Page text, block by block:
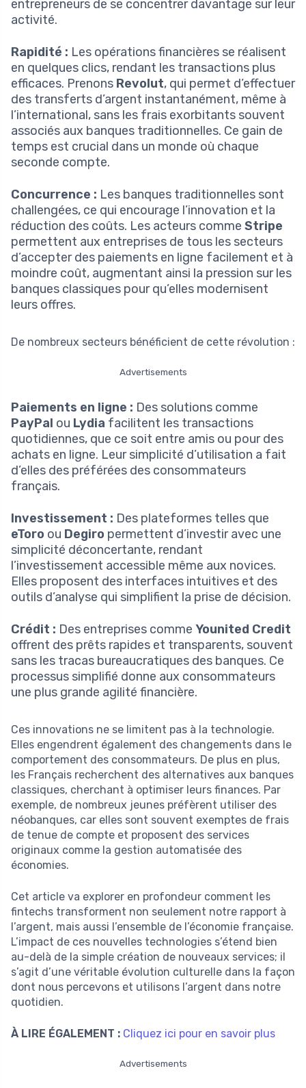
entrepreneurs de se concentrer davantage sur leur
activité.
Rapidité : Les opérations financières se réalisent
en quelques clics, rendant les transactions plus
efficaces. Prenons Revolut, qui permet d’effectuer
des transferts d’argent instantanément, même à
l’international, sans les frais exorbitants souvent
associés aux banques traditionnelles. Ce gain de
temps est crucial dans un monde où chaque
seconde compte.
Concurrence : Les banques traditionnelles sont
challengées, ce qui encourage l’innovation et la
réduction des coûts. Les acteurs comme Stripe
permettent aux entreprises de tous les secteurs
d’accepter des paiements en ligne facilement et à
moindre coût, augmentant ainsi la pression sur les
banques classiques pour qu’elles modernisent
leurs offres.
De nombreux secteurs bénéficient de cette révolution :
Advertisements
Paiements en ligne : Des solutions comme
PayPal ou Lydia facilitent les transactions
quotidiennes, que ce soit entre amis ou pour des
achats en ligne. Leur simplicité d’utilisation a fait
d’elles des préférées des consommateurs
français.
Investissement : Des plateformes telles que
eToro ou Degiro permettent d’investir avec une
simplicité déconcertante, rendant
l’investissement accessible même aux novices.
Elles proposent des interfaces intuitives et des
outils d’analyse qui simplifient la prise de décision.
Crédit : Des entreprises comme Younited Credit
offrent des prêts rapides et transparents, souvent
sans les tracas bureaucratiques des banques. Ce
processus simplifié donne aux consommateurs
une plus grande agilité financière.
Ces innovations ne se limitent pas à la technologie.
Elles engendrent également des changements dans le
comportement des consommateurs. De plus en plus,
les Français recherchent des alternatives aux banques
classiques, cherchant à optimiser leurs finances. Par
exemple, de nombreux jeunes préfèrent utiliser des
néobanques, car elles sont souvent exemptes de frais
de tenue de compte et proposent des services
originaux comme la gestion automatisée des
économies.
Cet article va explorer en profondeur comment les
fintechs transforment non seulement notre rapport à
l’argent, mais aussi l’ensemble de l’économie française.
L’impact de ces nouvelles technologies s’étend bien
au-delà de la simple création de nouveaux services; il
s’agit d’une véritable évolution culturelle dans la façon
dont nous percevons et utilisons l’argent dans notre
quotidien.
À LIRE ÉGALEMENT : Cliquez ici pour en savoir plus
Advertisements